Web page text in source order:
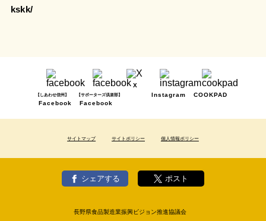
kskk/
【しあわせ信州】
Facebook
【サポーターズ倶楽部】
Facebook
X
Instagram
COOKPAD
サイトマップ サイトポリシー 個人情報ポリシー
シェアする ポスト
長野県食品製造業振興ビジョン推進協議会